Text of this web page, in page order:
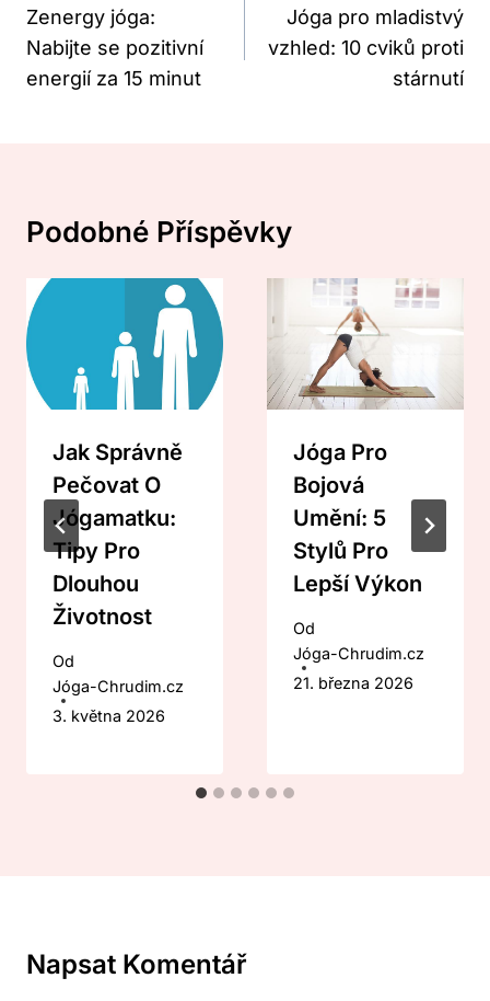
Pro
Příspěvek
Zenergy jóga:
Nabijte se pozitivní
energií za 15 minut
Jóga pro mladistvý
vzhled: 10 cviků proti
stárnutí
Podobné Příspěvky
Jak Správně
Pečovat O
Jógamatku:
Tipy Pro
Dlouhou
Životnost
Od
Jóga-Chrudim.cz
3. května 2026
Jóga Pro
Bojová
Umění: 5
Stylů Pro
Lepší Výkon
Od
Jóga-Chrudim.cz
21. března 2026
Napsat Komentář